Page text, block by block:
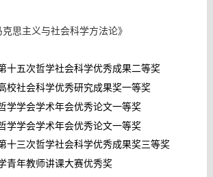
克思主义与社会科学方法论》
十五次哲学社会科学优秀成果二等奖
校社会科学优秀研究成果奖一等奖
学学会学术年会优秀论文一等奖
学学会学术年会优秀论文一等奖
十三次哲学社会科学优秀成果奖三等奖
青年教师讲课大赛优秀奖